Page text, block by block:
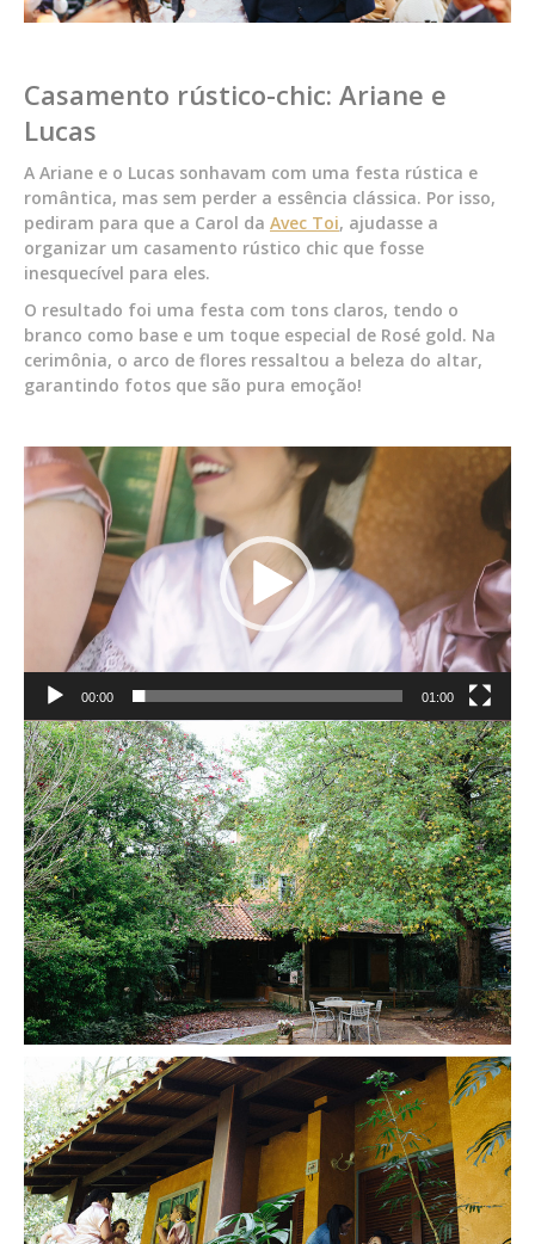
Casamento rústico-chic: Ariane e
Lucas
A Ariane e o Lucas sonhavam com uma festa rústica e
romântica, mas sem perder a essência clássica. Por isso,
pediram para que a Carol da Avec Toi, ajudasse a
organizar um casamento rústico chic que fosse
inesquecível para eles.
O resultado foi uma festa com tons claros, tendo o
branco como base e um toque especial de Rosé gold. Na
cerimônia, o arco de flores ressaltou a beleza do altar,
garantindo fotos que são pura emoção!
Tocador
de
vídeo
00:00 01:00